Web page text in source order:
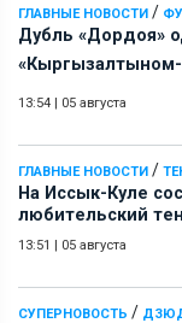
ГЛАВНЫЕ НОВОСТИ /
Дубль «Дордоя»
«Кыргызалтыном-
13:54 | 05 августа
ГЛАВНЫЕ НОВОСТИ /
На Иссык-Куле
любительский
13:51 | 05 августа
СУПЕРНОВОСТЬ /